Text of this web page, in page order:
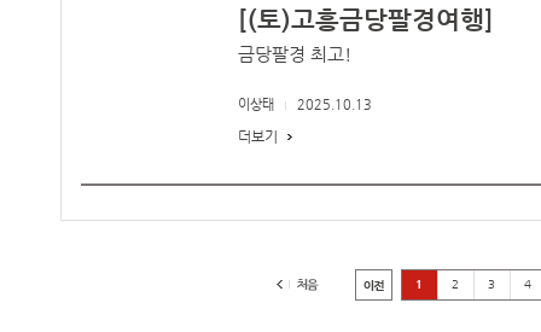
[(토)고흥금당팔경여행]
금당팔경 최고!
이상태 2025.10.13
더보기
1 2 3 4